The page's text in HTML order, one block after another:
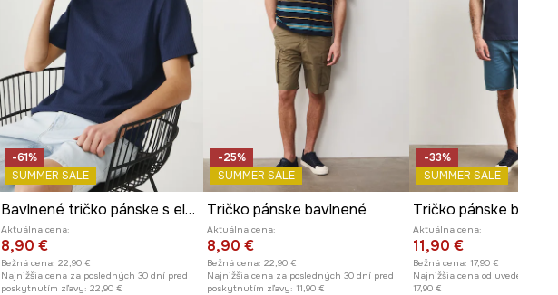
-61%
SUMMER SALE
Bavlnené tričko pánske s elastanom vrúbkovaný tmavomodrá farba
Aktuálna cena:
8,90 €
Bežná cena: 22,90 €
Najnižšia cena za posledných 30 dní pred
poskytnutím zľavy: 22,90 €
-25%
SUMMER SALE
Tričko pánske bavlnené
Aktuálna cena:
8,90 €
Bežná cena: 22,90 €
Najnižšia cena za posledných 30 dní pred
poskytnutím zľavy: 11,90 €
-33%
SUMMER SALE
Aktuálna cena:
11,90 €
Bežná cena: 17,90 €
Najnižšia cena od uvedenia do
17,90 €